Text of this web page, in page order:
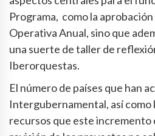
Programa, como la
Operativa Anual, sino que
una suerte de taller de
Iberorquestas.
El número de países que han
Intergubernamental, así como
recursos que este incremento